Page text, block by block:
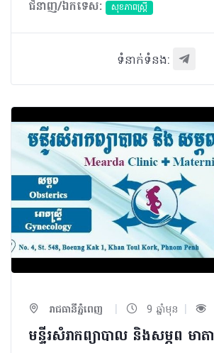
ជំនាញ/ឯកទេស:
សុខភាពស្រ្តី
ទំនាក់ទំនង:
រាជធានីភ្នំពេញ | 9 ឆ្នាំមុន |
មន្ទីរសំរាកព្យាបាល និងសម្ភព មាតា